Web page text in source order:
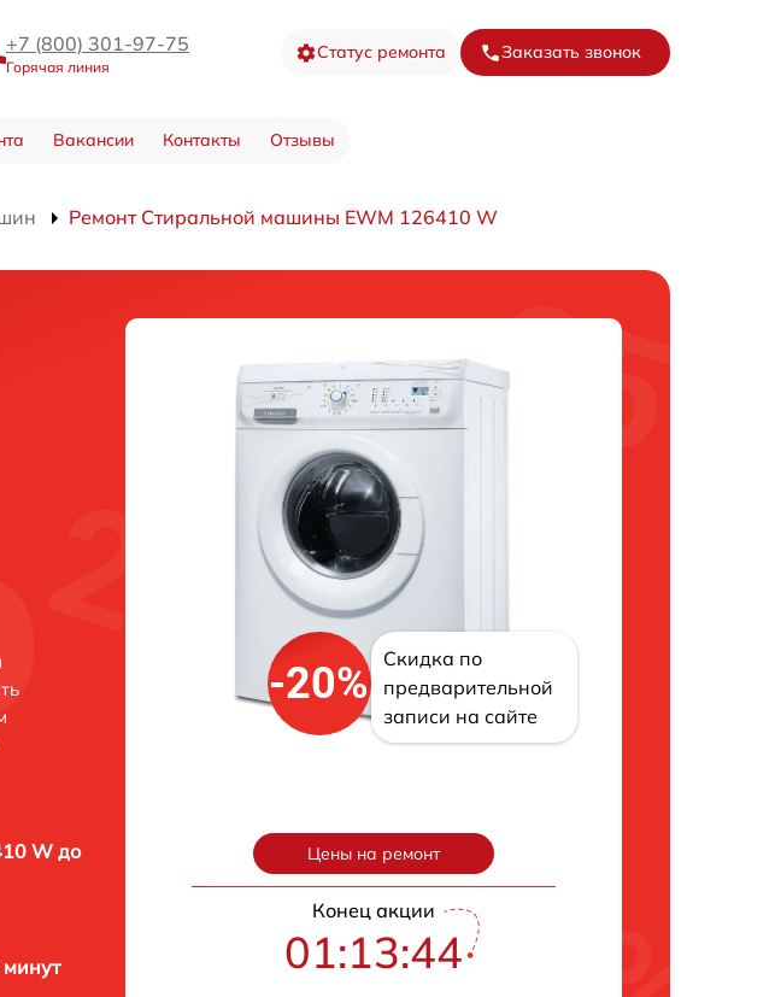
+7 (800) 301-97-75
Горячая линия
Статус ремонта Заказать звонок
Вакансии Контакты Отзывы
Ремонт Стиральной машины EWM 126410 W
W до
-20%
Скидка по
предварительной
записи на сайте
Цены на ремонт
Конец акции
01:13:43